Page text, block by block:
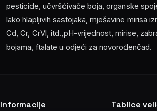
pesticide, učvršćivače boja, organske
lako hlapljivih sastojaka, mješavine mirisa
Cd, Cr, CrVl, itd.,pH-vrijednost, mirise,
bojama, ftalate u odjeći za novorođenčad.
Informacije Tablice